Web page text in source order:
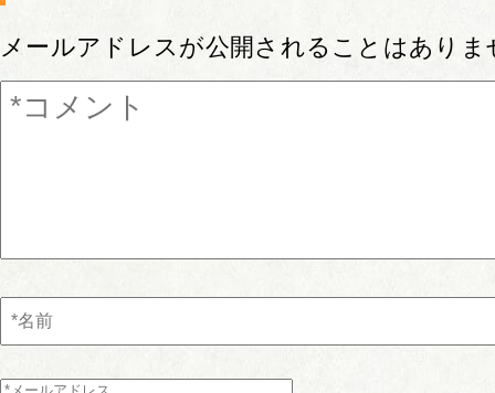
メールアドレスが公開されることはありま